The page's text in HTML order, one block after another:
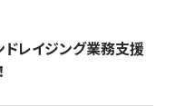
ドレイジング業務支援